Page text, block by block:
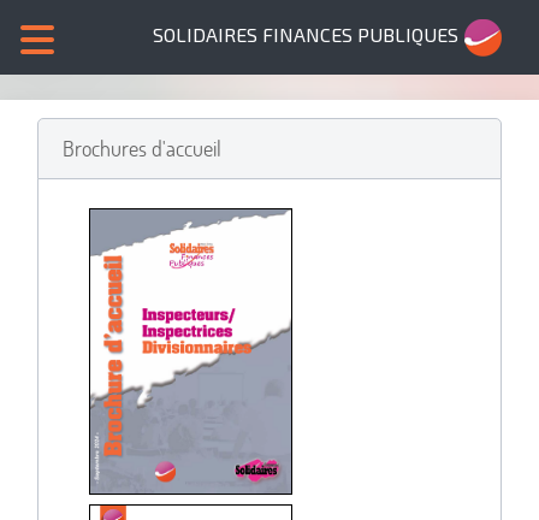
SOLIDAIRES FINANCES PUBLIQUES
Brochures d'accueil